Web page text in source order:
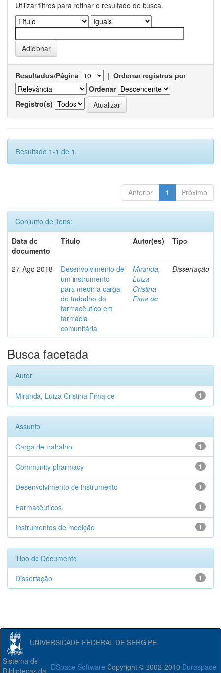
Utilizar filtros para refinar o resultado de busca.
Resultados/Página | Ordenar registros por
Ordenar
Registro(s)
Resultado 1-1 de 1.
Anterior 1 Próximo
Conjunto de itens:
Data do
documento
Título Autor(es) Tipo
27-Ago-2018
Desenvolvimento de
um instrumento
para medir a carga
de trabalho do
farmacêutico em
farmácia
comunitária
Miranda,
Luiza
Cristina
Fima de
Dissertação
Busca facetada
Autor
1
Miranda, Luiza Cristina Fima de
Assunto
1
Carga de trabalho
1
Community pharmacy
1
Desenvolvimento de instrumento
1
Farmacêuticos
1
Instrumentos de medição
Tipo de Documento
1
Dissertação
UNIVERSIDADE FEDERAL DE SERGIPE
DSpace Software Copyright © 2002-2010 Duraspace
Sistema de
Bibliotecas da